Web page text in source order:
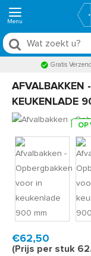
Gratis
AFVALBAKKEN
KEUKENLADE
OP
Snel in huis, 1 á 2
€62,50
(Prijs per stuk